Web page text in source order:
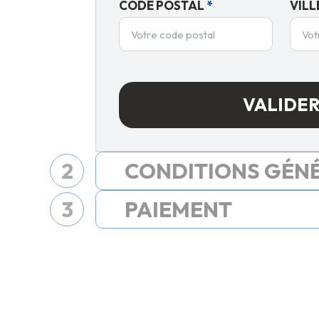
CODE POSTAL *
2
CONDITIONS
3
PAIEMENT